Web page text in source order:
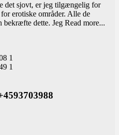
det sjovt, er jeg tilgængelig for
erotiske områder. Alle de
bekræfte dette. Jeg Read more...